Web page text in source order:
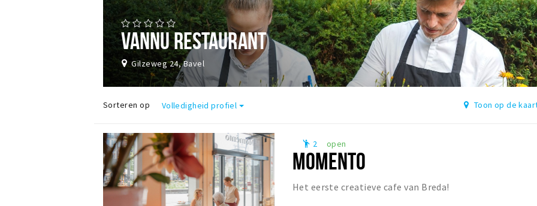
VANNU RESTAURANT
Gilzeweg 24, Bavel
Sorteren op Volledigheid profiel Toon op de
emoji_people 2 open
MOMENTO
Het eerste creatieve cafe van Breda!